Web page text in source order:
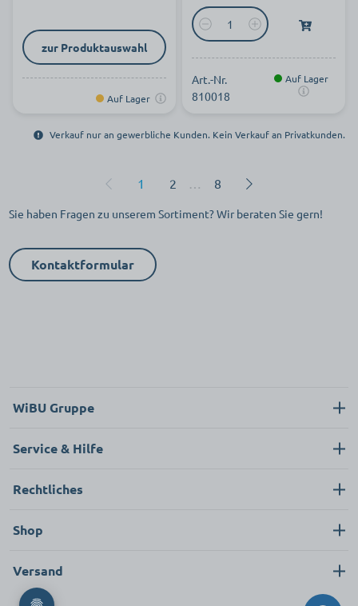
zur Produktauswahl
Auf Lager
Art.-Nr.
810018
Auf Lager
Verkauf nur an gewerbliche Kunden. Kein Verkauf an Privatkunden.
1 2 … 8
Sie haben Fragen zu unserem Sortiment? Wir beraten Sie gern!
Kontaktformular
WiBU Gruppe
Service & Hilfe
FAQ
Rechtliches
AGB
Shop
Bekleidung & Textilien
Versand